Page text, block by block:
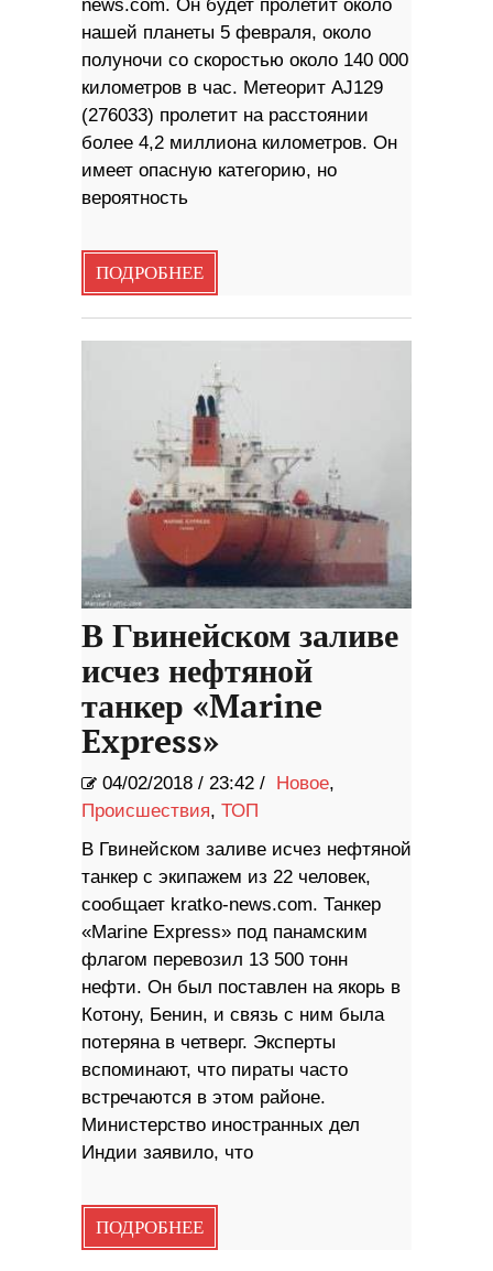
news.com. Он будет пролетит около
нашей планеты 5 февраля, около
полуночи со скоростью около 140 000
километров в час. Метеорит AJ129
(276033) пролетит на расстоянии
более 4,2 миллиона километров. Он
имеет опасную категорию, но
вероятность
ПОДРОБНЕЕ
В Гвинейском заливе
исчез нефтяной
танкер «Marine
Express»
04/02/2018 / 23:42 / Новое,
Происшествия, ТОП
В Гвинейском заливе исчез нефтяной
танкер с экипажем из 22 человек,
сообщает kratko-news.com. Танкер
«Marine Express» под панамским
флагом перевозил 13 500 тонн
нефти. Он был поставлен на якорь в
Котону, Бенин, и связь с ним была
потеряна в четверг. Эксперты
вспоминают, что пираты часто
встречаются в этом районе.
Министерство иностранных дел
Индии заявило, что
ПОДРОБНЕЕ